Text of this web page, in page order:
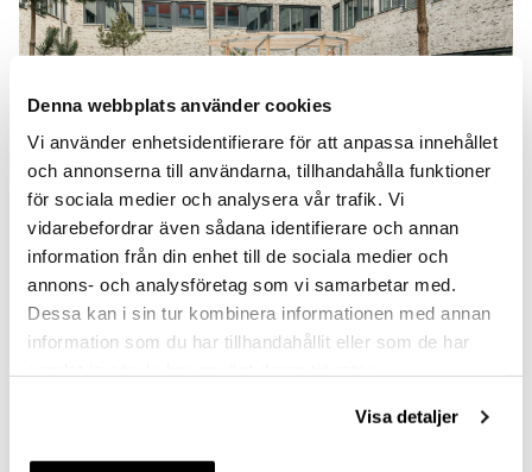
Denna webbplats använder cookies
Vi använder enhetsidentifierare för att anpassa innehållet
och annonserna till användarna, tillhandahålla funktioner
för sociala medier och analysera vår trafik. Vi
vidarebefordrar även sådana identifierare och annan
information från din enhet till de sociala medier och
annons- och analysföretag som vi samarbetar med.
Dessa kan i sin tur kombinera informationen med annan
information som du har tillhandahållit eller som de har
Visa detaljer
Den nya utbyggnaden har även fått en centralt belägen
småländsk tallskog. Med utgångspunkt i SLU:s senaste
forskning om utemiljöns betydelse för både
patienternas och personalens hälsa och välbefinnande
porlande vatten och platser för både stillhet och
sociala möten. Stor vikt har även lagts vid att skapa en
stark kontakt med det gröna inifrån sjukhussängen.